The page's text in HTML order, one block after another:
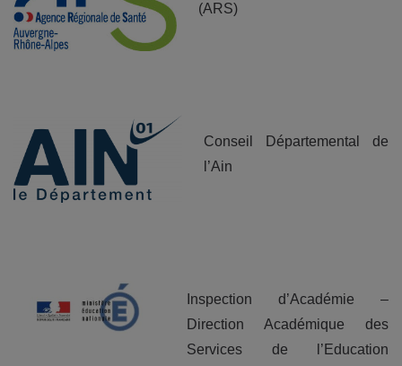
(ARS)
Conseil Départemental de
l’Ain
Inspection d’Académie –
Direction Académique des
Services de l’Education